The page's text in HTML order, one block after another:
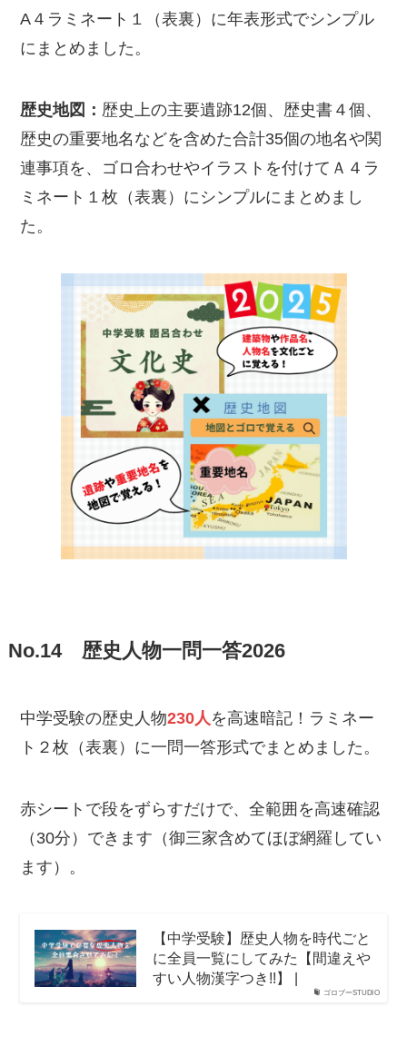
A４ラミネート１（表裏）に年表形式でシンプル
にまとめました。
歴史地図： 歴史上の主要遺跡12個、歴史書４個、
歴史の重要地名などを含めた合計35個の地名や関
連事項を、ゴロ合わせやイラストを付けてＡ４ラ
ミネート１枚（表裏）にシンプルにまとめまし
た。
No.14 歴史人物一問一答2026
中学受験の歴史人物230人 を高速暗記！ラミネー
ト２枚（表裏）に一問一答形式でまとめました。
赤シートで段をずらすだけで、全範囲を高速確認
（30分）できます（御三家含めてほぼ網羅してい
ます）。
ゴロブーSTUDIO
【中学受験】歴史人物を時代ごと
に全員一覧にしてみた【間違えや
すい人物漢字つき!!】 |